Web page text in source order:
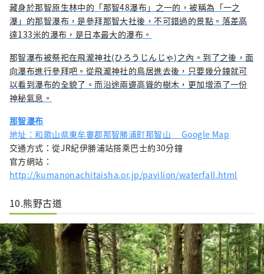
藏身於那智原生林中的「那智48瀑布」之一的，被稱為「一之
瀑」的那智瀑布，是參拜那智大社後，不可錯過的景點。落差高
達133米的瀑布，是日本最大的瀑布。
那智瀑布被祭祀在飛瀧神社(ひろうじんじゃ)之內。到了之後，面
向瀑布進行參拜吧。從飛瀧神社的鳥居進去後，只要幾分鐘就可
以看到瀑布的全貌了。而沿途兩邊高聳的樹木，更加增添了一份
神秘氣息。
那智瀑布
地址：和歌山県東牟婁郡那智勝浦町那智山 Google Map
交通方式：從JR紀伊勝浦站搭乘巴士約30分鐘
官方網站：
http://kumanonachitaisha.or.jp/pavilion/waterfall.html
10.熊野古道